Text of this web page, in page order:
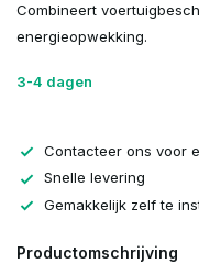
Combineert
energieopwekking.
3-4 dagen
Contacteer ons voor
Snelle levering
Gemakkelijk zelf te
Productomschrijving